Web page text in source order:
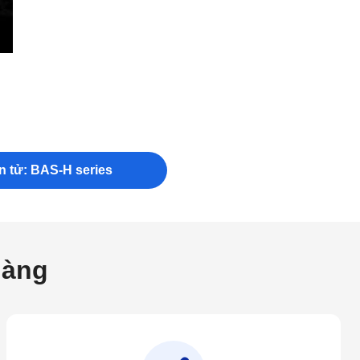
tử: BAS-H series